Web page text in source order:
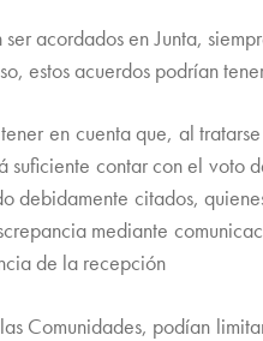
acordados en Junta,
estos acuerdos podrían
en cuenta que, al
suficiente contar con el voto
debidamente citados,
mediante
de la recepción
Comunidades, podían